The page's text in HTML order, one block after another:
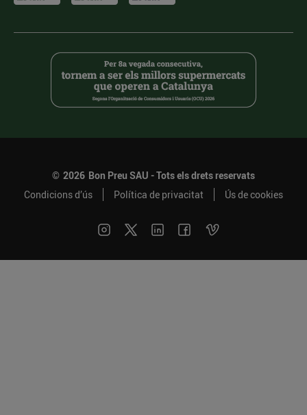
© 2026 Bon Preu SAU - Tots els drets reservats
Condicions d’ús
Política de privacitat Ús de cookies